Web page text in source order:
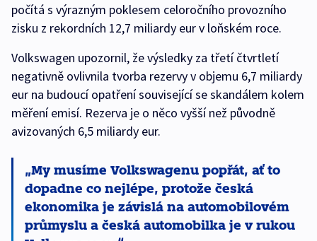
počítá s výrazným poklesem celoročního provozního
zisku z rekordních 12,7 miliardy eur v loňském roce.
Volkswagen upozornil, že výsledky za třetí čtvrtletí
negativně ovlivnila tvorba rezervy v objemu 6,7 miliardy
eur na budoucí opatření související se skandálem kolem
měření emisí. Rezerva je o něco vyšší než původně
avizovaných 6,5 miliardy eur.
My musíme Volkswagenu popřát, ať to
dopadne co nejlépe, protože česká
ekonomika je závislá na automobilovém
průmyslu a česká automobilka je v rukou